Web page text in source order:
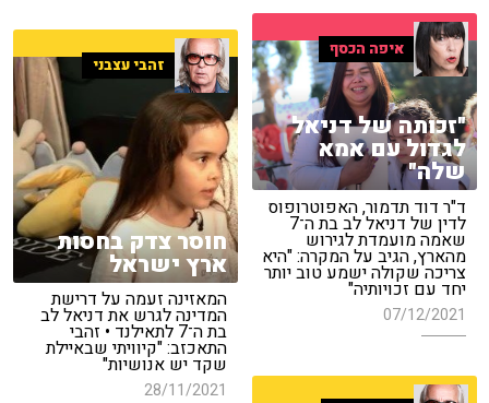
איפה הכסף
"זכותה של דניאל
לגדול עם אמא
שלה"
ד"ר דוד תדמור, האפוטרופוס
לדין של דניאל לב בת ה־7
שאמה מועמדת לגירוש
מהארץ, הגיב על המקרה: "היא
צריכה שקולה ישמע טוב יותר
יחד עם זכויותיה"
07/12/2021
זהבי עצבני
חוסר צדק בחסות
ארץ ישראל
המאזינה זעמה על דרישת
המדינה לגרש את דניאל לב
בת ה־7 לתאילנד • זהבי
התאכזב: "קיוויתי שבאיילת
שקד יש אנושיות"
28/11/2021